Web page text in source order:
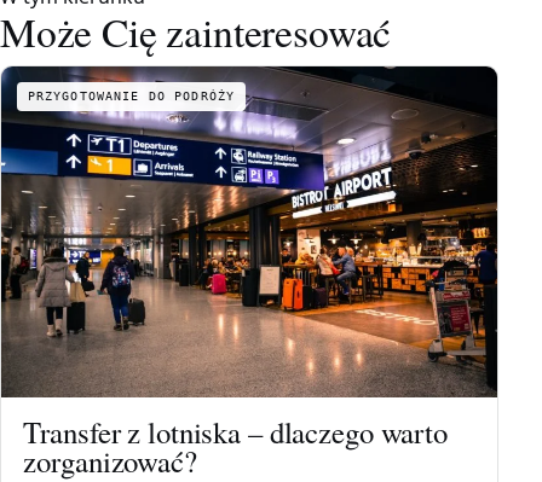
Może Cię zainteresować
PRZYGOTOWANIE DO PODRÓŻY
Transfer z lotniska – dlaczego warto
zorganizować?